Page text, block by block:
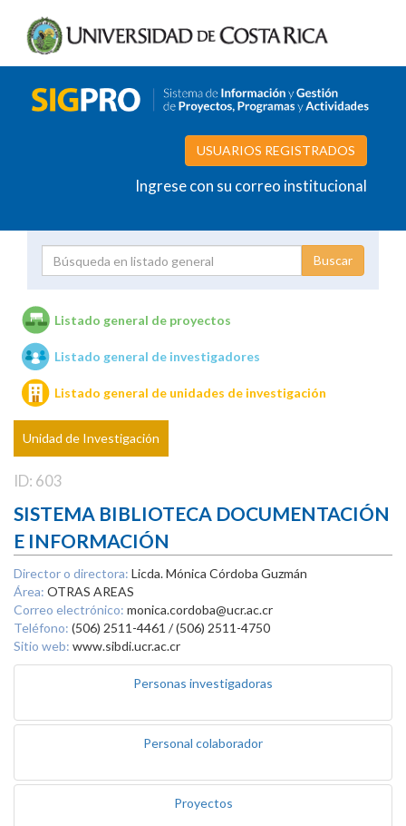
USUARIOS REGISTRADOS
Ingrese con su correo institucional
Unidades de investigación
Listado general de proyectos
Listado general de investigadores
Listado general de unidades de investigación
Unidad de Investigación
ID: 603
SISTEMA BIBLIOTECA DOCUMENTACIÓN
E INFORMACIÓN
Director o directora: Licda. Mónica Córdoba Guzmán
Área: OTRAS AREAS
Correo electrónico: monica.cordoba@ucr.ac.cr
Teléfono: (506) 2511-4461 / (506) 2511-4750
Sitio web: www.sibdi.ucr.ac.cr
Personas investigadoras
Personal colaborador
Proyectos